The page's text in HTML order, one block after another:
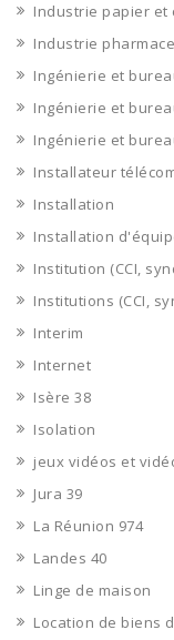
Industrie papier et
Industrie
Ingénierie et
Ingénierie et
Ingénierie et
Installateur
Installation
Installation
Institution (CCI,
Institutions (CCI,
Interim
Internet
Isère 38
Isolation
jeux vidéos et
Jura 39
La Réunion 974
Landes 40
Linge de maison
Location de biens